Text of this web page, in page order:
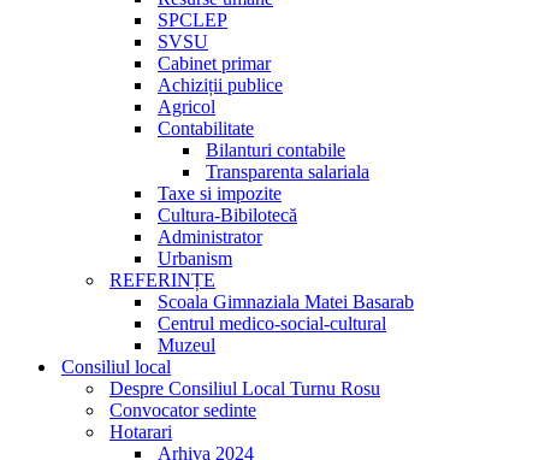
SPCLEP
SVSU
Cabinet primar
Achiziții publice
Agricol
Contabilitate
Bilanturi contabile
Transparenta salariala
Taxe si impozite
Cultura-Bibilotecă
Administrator
Urbanism
REFERINȚE
Scoala Gimnaziala Matei Basarab
Centrul medico-social-cultural
Muzeul
Consiliul local
Despre Consiliul Local Turnu Rosu
Convocator sedinte
Hotarari
Arhiva 2024